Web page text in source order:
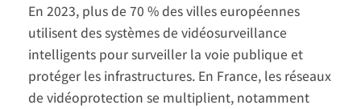
En 2023, plus de 70 % des villes européennes
utilisent des systèmes de vidéosurveillance
intelligents pour surveiller la voie publique et
protéger les infrastructures. En France, les réseaux
de vidéoprotection se multiplient, notamment